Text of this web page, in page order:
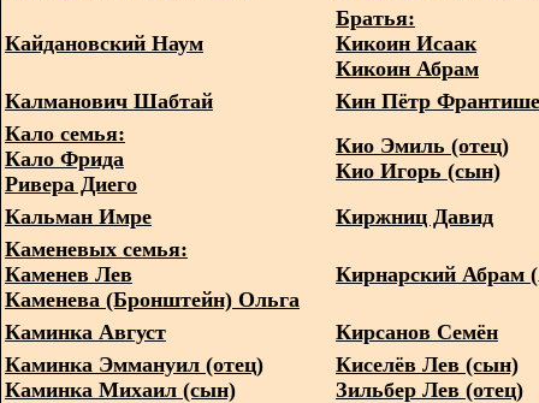
Кайдановский Наум
Братья:
Кикоин Исаак
Кикоин Абрам
Калманович Шабтай
Кин Пётр
Кало семья:
Кало Фрида
Ривера Диего
Кио Эмиль (отец)
Кио Игорь (сын)
Кальман Имре
Киржниц Давид
Каменевых семья:
Каменев Лев
Каменева (Бронштейн) Ольга
Кирнарский Абрам
Каминка Август
Кирсанов Семён
Каминка Эммануил (отец)
Каминка Михаил (сын)
Киселёв Лев (сын)
Зильбер Лев (отец)